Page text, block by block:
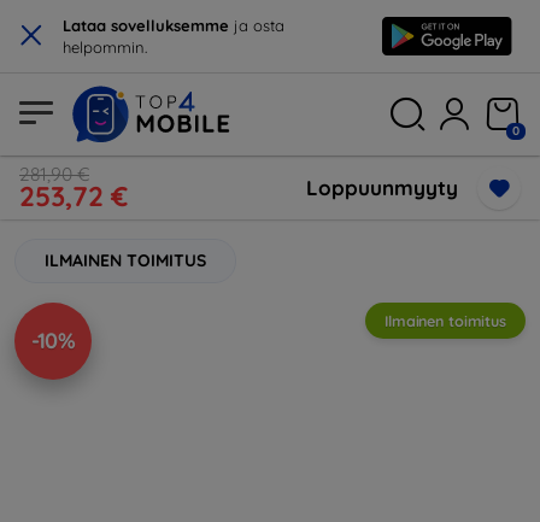
× Lataa sovelluksemme ja osta
helpommin.
0
281,90 €
253,72 € Loppuunmyyty
ILMAINEN TOIMITUS
-10%
Ilmainen toimitus